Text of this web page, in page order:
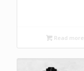
Read more